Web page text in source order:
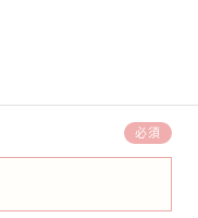
必須